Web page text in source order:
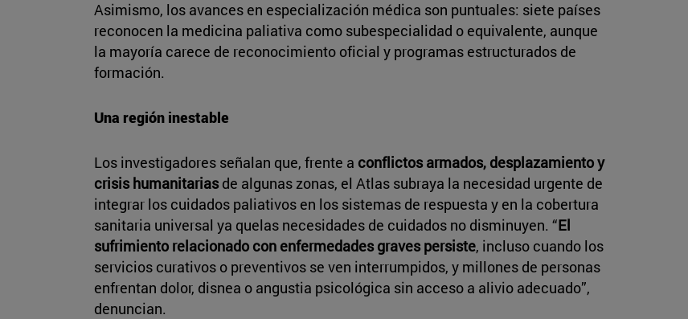
Asimismo, los avances en especialización médica son puntuales: siete países
reconocen la medicina paliativa como subespecialidad o equivalente, aunque
la mayoría carece de reconocimiento oficial y programas estructurados de
formación.
Una región inestable
Los investigadores señalan que, frente a conflictos armados, desplazamiento y
crisis humanitariasde algunas zonas, el Atlas subraya la necesidad urgente de
integrar los cuidados paliativos en los sistemas de respuesta y en la cobertura
sanitaria universal ya quelas necesidades de cuidados no disminuyen. “El
sufrimiento relacionado con enfermedades graves persiste, incluso cuando los
servicios curativos o preventivos se ven interrumpidos, y millones de personas
enfrentan dolor, disnea o angustia psicológica sin acceso a alivio adecuado”,
denuncian.